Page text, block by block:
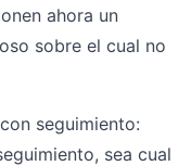
ahora un
sobre el cual no
seguimiento:
sea cual